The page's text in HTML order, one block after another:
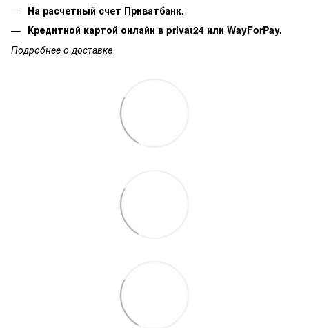
На расчетный счет Приватбанк.
Кредитной картой онлайн в privat24 или WayForPay.
Подробнее о доставке